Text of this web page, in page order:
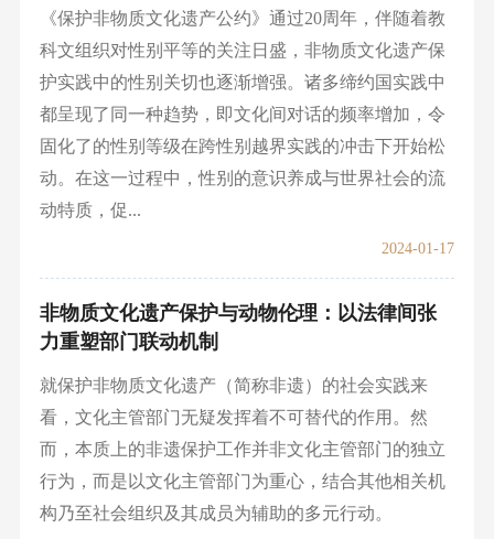
《保护非物质文化遗产公约》通过20周年，伴随着教
科文组织对性别平等的关注日盛，非物质文化遗产保
护实践中的性别关切也逐渐增强。诸多缔约国实践中
都呈现了同一种趋势，即文化间对话的频率增加，令
固化了的性别等级在跨性别越界实践的冲击下开始松
动。在这一过程中，性别的意识养成与世界社会的流
动特质，促...
2024-01-17
非物质文化遗产保护与动物伦理：以法律间张
力重塑部门联动机制
就保护非物质文化遗产（简称非遗）的社会实践来
看，文化主管部门无疑发挥着不可替代的作用。然
而，本质上的非遗保护工作并非文化主管部门的独立
行为，而是以文化主管部门为重心，结合其他相关机
构乃至社会组织及其成员为辅助的多元行动。